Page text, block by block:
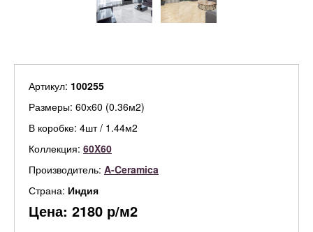
Артикул: 100255
Размеры: 60х60 (0.36м2)
В коробке: 4шт / 1.44м2
Коллекция: 60X60
Производитель: A-Ceramica
Страна: Индия
Цена: 2180 р/м2